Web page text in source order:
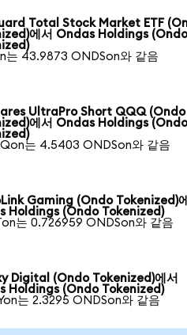
Total Stock Market ETF
에서 Ondas Holdings
는 43.9873 ONDSon와 같음
UltraPro Short QQQ (Ondo
에서 Ondas Holdings
는 4.5403 ONDSon와 같음
Gaming (Ondo Tokenized)
Holdings (Ondo Tokenized)
는 0.726959 ONDSon와 같음
Digital (Ondo Tokenized)에서
Holdings (Ondo Tokenized)
는 2.3295 ONDSon와 같음